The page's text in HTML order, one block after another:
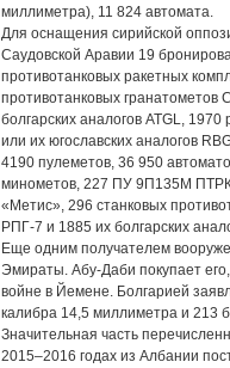
миллиметра), 11 824 автомата.
Для оснащения сирийской
Саудовской Аравии 19
противотанковых ракетных
противотанковых гранатометов
болгарских аналогов ATGL,
или их югославских аналогов
4190 пулеметов, 36 950
минометов, 227 ПУ 9П135М
«Метис», 296 станковых
РПГ-7 и 1885 их болгарских
Еще одним получателем
Эмираты. Абу-Даби покупает
войне в Йемене. Болгарией
калибра 14,5 миллиметра и 213
Значительная часть
2015–2016 годах из Албании